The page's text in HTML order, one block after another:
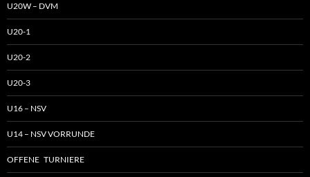
U20W – DVM
U20-1
U20-2
U20-3
U16 – NSV
U14 – NSV VORRUNDE
OFFENE TURNIERE